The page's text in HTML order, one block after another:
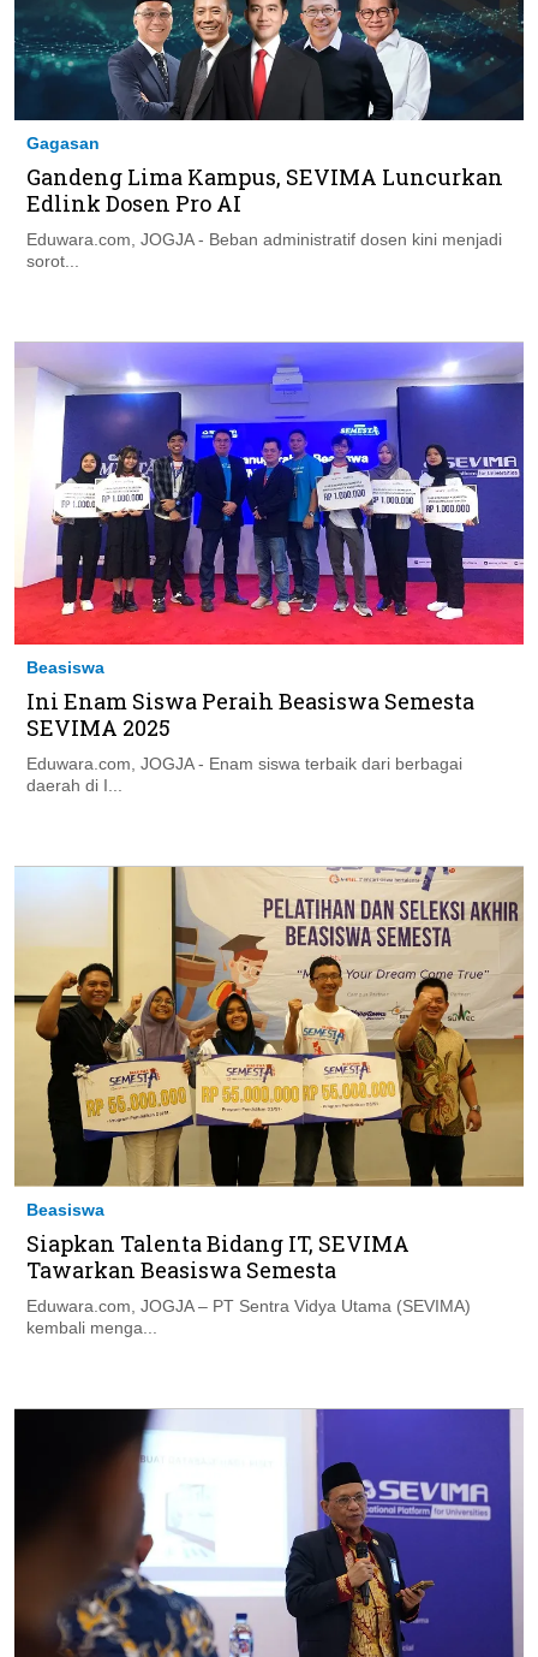
Gagasan
Gandeng Lima Kampus, SEVIMA Luncurkan
Edlink Dosen Pro AI
Eduwara.com, JOGJA - Beban administratif dosen kini menjadi
sorot...
Beasiswa
Ini Enam Siswa Peraih Beasiswa Semesta
SEVIMA 2025
Eduwara.com, JOGJA - Enam siswa terbaik dari berbagai
daerah di I...
Beasiswa
Siapkan Talenta Bidang IT, SEVIMA
Tawarkan Beasiswa Semesta
Eduwara.com, JOGJA – PT Sentra Vidya Utama (SEVIMA)
kembali menga...